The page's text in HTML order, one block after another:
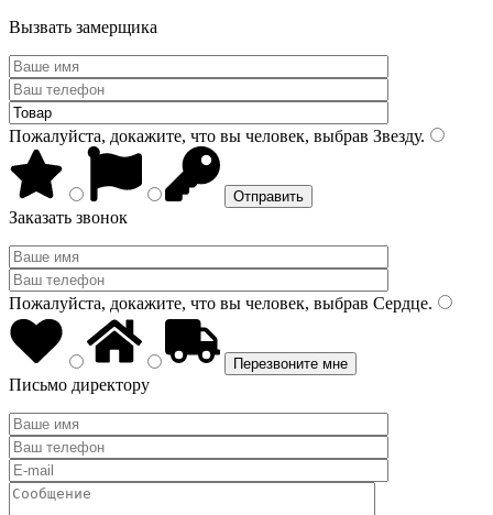
Вызвать замерщика
Пожалуйста, докажите, что вы человек, выбрав Звезду.
Заказать звонок
Пожалуйста, докажите, что вы человек, выбрав Сердце.
Письмо директору